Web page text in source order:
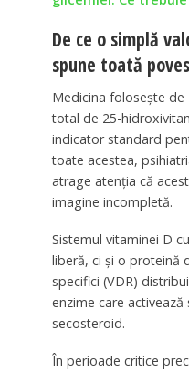
De ce o simplă
spune toată
Medicina folosește de
total de 25-
indicator standard
toate acestea,
atrage atenția că
imagine incompletă.
Sistemul vitaminei D
liberă, ci și o proteină
specifici (VDR)
enzime care
secosteroid.
În perioade critice